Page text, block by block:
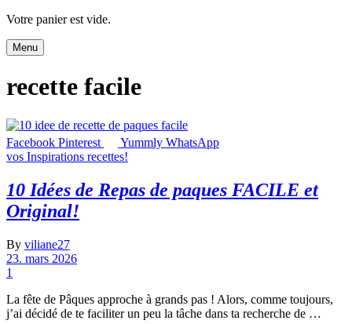
Search
Votre panier est vide.
Menu
recette facile
Facebook Pinterest Yummly WhatsApp
vos Inspirations recettes!
10 Idées de Repas de paques FACILE et
Original!
By viliane27
23. mars 2026
1
La fête de Pâques approche à grands pas ! Alors, comme toujours,
j’ai décidé de te faciliter un peu la tâche dans ta recherche de …